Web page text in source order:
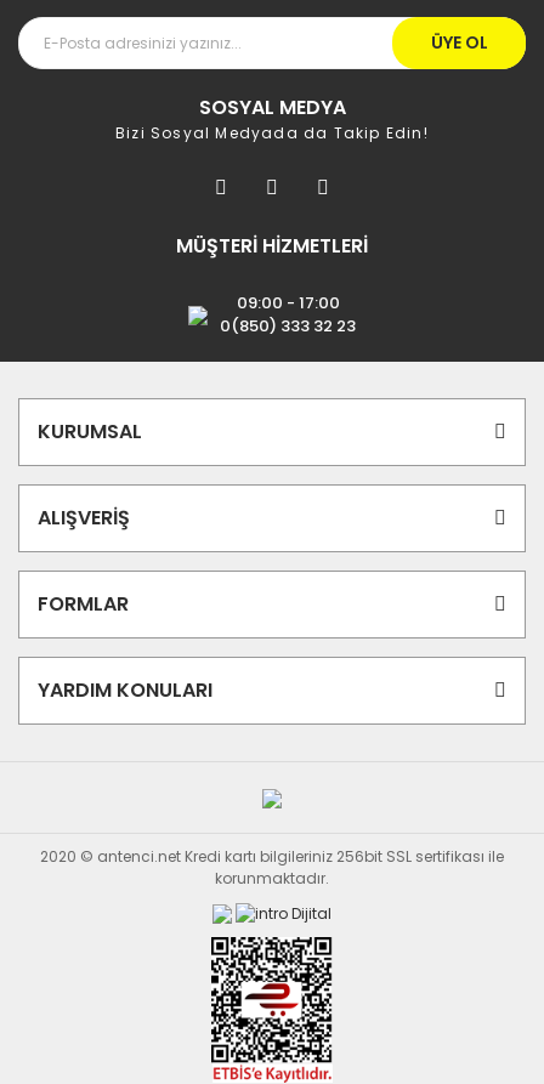
ÜYE OL
SOSYAL MEDYA
Bizi Sosyal Medyada da Takip Edin!
MÜŞTERİ HİZMETLERİ
09:00 - 17:00
0(850) 333 32 23
KURUMSAL
ALIŞVERİŞ
FORMLAR
YARDIM KONULARI
2020 © antenci.net Kredi kartı bilgileriniz 256bit SSL sertifikası ile
korunmaktadır.